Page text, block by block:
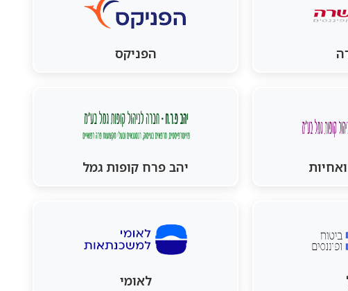
הפניקס
יהב פרח קופות גמל
לאומי